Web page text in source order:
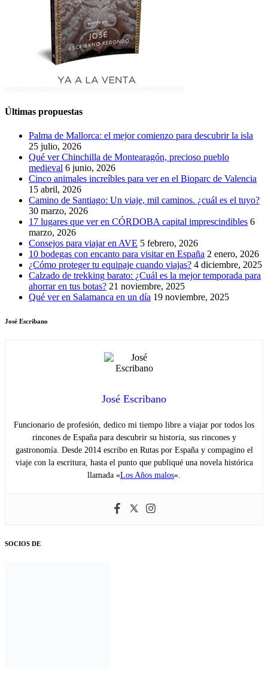
Últimas propuestas
Palma de Mallorca: el mejor comienzo para descubrir la isla
25 julio, 2026
Qué ver Chinchilla de Montearagón, precioso pueblo
medieval 6 junio, 2026
Cinco animales increíbles para ver en el Bioparc de Valencia
15 abril, 2026
Camino de Santiago: Un viaje, mil caminos. ¿cuál es el tuyo?
30 marzo, 2026
17 lugares que ver en CÓRDOBA capital imprescindibles 6
marzo, 2026
Consejos para viajar en AVE 5 febrero, 2026
10 bodegas con encanto para visitar en España 2 enero, 2026
¿Cómo proteger tu equipaje cuando viajas? 4 diciembre, 2025
Calzado de trekking barato: ¿Cuál es la mejor temporada para
ahorrar en tus botas? 21 noviembre, 2025
Qué ver en Salamanca en un día 19 noviembre, 2025
José Escribano
José Escribano
Funcionario de profesión, dedico mi tiempo libre a viajar por todos los
rincones de España para descubrir su historia, sus rincones y
gastronomía. Desde 2014 escribo en Rutas por España y compagino el
viaje con la escritura, hasta el punto que publiqué una novela histórica
llamada «Los Años malos«.
SOCIOS DE